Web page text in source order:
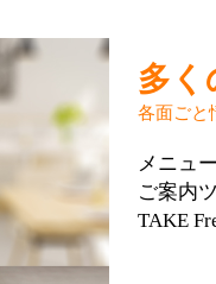
多く
各面ごと
メニュ
ご案内
TAKE